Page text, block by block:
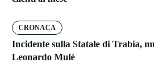
CRONACA
Incidente sulla Statale di Trabia,
Leonardo Mulè